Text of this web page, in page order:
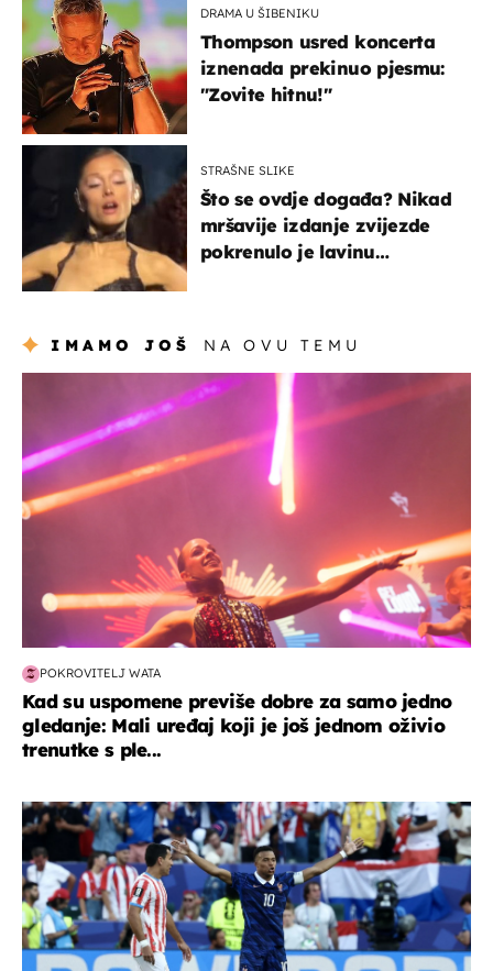
DRAMA U ŠIBENIKU
Thompson usred koncerta
iznenada prekinuo pjesmu:
"Zovite hitnu!"
STRAŠNE SLIKE
Što se ovdje događa? Nikad
mršavije izdanje zvijezde
pokrenulo je lavinu
IMAMO JOŠ NA OVU TEMU
POKROVITELJ WATA
Kad su uspomene previše dobre za samo jedno
gledanje: Mali uređaj koji je još jednom oživio
trenutke s ple...
svjetsko prvenstvo 2026